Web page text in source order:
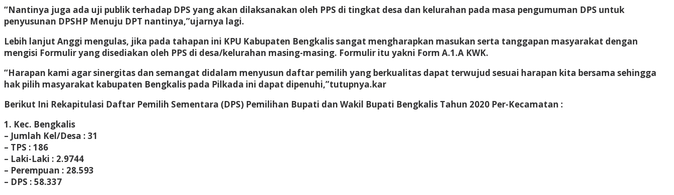
“Nantinya juga ada uji publik terhadap DPS yang akan dilaksanakan oleh PPS di tingkat desa dan kelurahan pada masa pengumuman DPS untuk
penyusunan DPSHP Menuju DPT nantinya,”ujarnya lagi.
Lebih lanjut Anggi mengulas, jika pada tahapan ini KPU Kabupaten Bengkalis sangat mengharapkan masukan serta tanggapan masyarakat dengan
mengisi Formulir yang disediakan oleh PPS di desa/kelurahan masing-masing. Formulir itu yakni Form A.1.A KWK.
“Harapan kami agar sinergitas dan semangat didalam menyusun daftar pemilih yang berkualitas dapat terwujud sesuai harapan kita bersama sehingga
hak pilih masyarakat kabupaten Bengkalis pada Pilkada ini dapat dipenuhi,”tutupnya.kar
Berikut Ini Rekapitulasi Daftar Pemilih Sementara (DPS) Pemilihan Bupati dan Wakil Bupati Bengkalis Tahun 2020 Per-Kecamatan :
1. Kec. Bengkalis
– Jumlah Kel/Desa : 31
– TPS : 186
– Laki-Laki : 2.9744
– Perempuan : 28.593
– DPS : 58.337